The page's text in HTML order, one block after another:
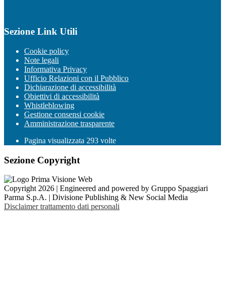
Sezione Link Utili
Cookie policy
Note legali
Informativa Privacy
Ufficio Relazioni con il Pubblico
Dichiarazione di accessibilità
Obiettivi di accessibilità
Whistleblowing
Gestione consensi cookie
Amministrazione trasparente
Pagina visualizzata 293 volte
Sezione Copyright
Copyright 2026 | Engineered and powered by Gruppo Spaggiari
Parma S.p.A. | Divisione Publishing & New Social Media
Disclaimer trattamento dati personali